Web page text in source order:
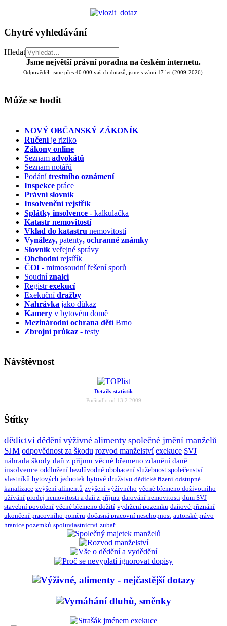
Chytré vyhledávání
Hledat
Jsme největší právní poradna na českém internetu.
Odpověděli jsme přes 40.000 vašich dotazů, jsme s vámi 17 let (2009-2026).
Může se hodit
NOVÝ OBČANSKÝ ZÁKONÍK
Ručeníje riziko
Zákony online
Seznam advokátů
Seznam notářů
Podánítrestního oznámení
Inspekce práce
Právní slovník
Insolvenčnírejstřík
Splátky insolvence - kalkulačka
Katastr nemovitostí
Vklad do katastru nemovitostí
Vynálezy, patenty, ochranné známky
Slovník veřejné správy
Obchodnírejstřík
ČOI - mimosoudní řešení sporů
Soudníznalci
Registrexekucí
Exekučnídražby
Nahrávka jako důkaz
Kamery v bytovém domě
Mezinárodní ochrana dětíBrno
Zbrojní průkaz - testy
Návštěvnost
Detaily statistik
Počítadlo od 13.2.2009
Štítky
dědictví dědění výživné alimenty společné jmění manželů
SJM odpovědnost za škodu rozvod manželství exekuce SVJ
náhrada škody daň z příjmu věcné břemeno zdanění daně
insolvence oddlužení bezdůvodné obohacení služebnost společenství
vlastníků bytových jednotek bytové družstvo dědické řízení odstupné
kanalizace zvýšení alimentů zvýšení výživného věcné břemeno doživotního
užívání prodej nemovitosti a daň z příjmu darování nemovitosti dům SVJ
stavební povolení věcné břemeno dožití vydržení pozemku daňové přiznání
ukončení pracovního poměru dočasná pracovní neschopnost autorské právo
hranice pozemků spoluvlastnictví zubař